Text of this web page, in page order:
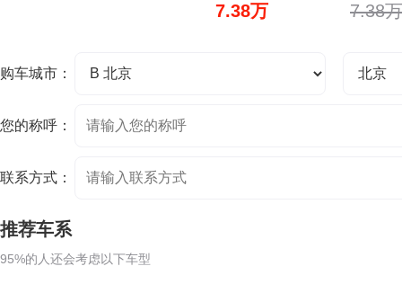
7.38万 7.38万
购车城市：
您的称呼：
联系方式：
推荐车系
95%的人还会考虑以下车型